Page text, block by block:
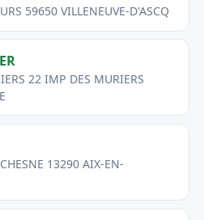
59650 VILLENEUVE-D'ASCQ
22 IMP DES MURIERS
13290 AIX-EN-